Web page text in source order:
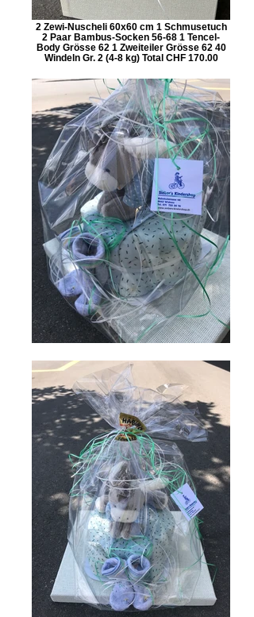
2 Zewi-Nuscheli 60x60 cm 1 Schmusetuch
2 Paar Bambus-Socken 56-68 1 Tencel-
Body Grösse 62 1 Zweiteiler Grösse 62 40
Windeln Gr. 2 (4-8 kg) Total CHF 170.00